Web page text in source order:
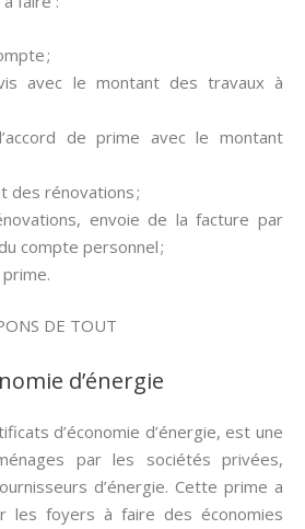
;
avec le montant des travaux à
de prime avec le montant
des rénovations ;
envoie de la facture par
compte personnel ;
DE TOUT
d’énergie
d’économie d’énergie, est une
par les sociétés privées,
d’énergie. Cette prime a
les foyers à faire des économies